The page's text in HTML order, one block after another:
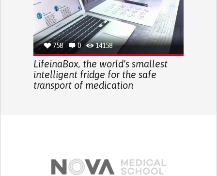
758 0 14158
LifeinaBox, the world's smallest
intelligent fridge for the safe
transport of medication